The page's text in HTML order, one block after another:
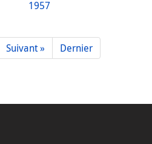
1957
Suivant » Dernier